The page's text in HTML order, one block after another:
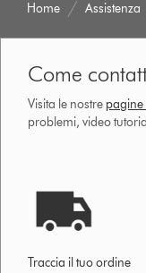
Home Assistenza
Come
Visita le nostre pagine
problemi, video
Traccia il tuo ordine